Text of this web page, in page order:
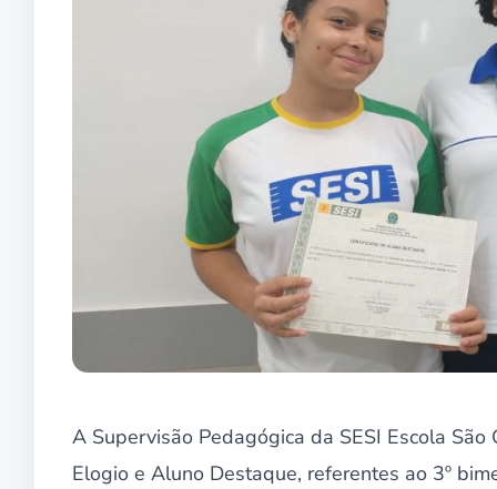
A Supervisão Pedagógica da SESI Escola
Elogio e Aluno Destaque, referentes ao 3º